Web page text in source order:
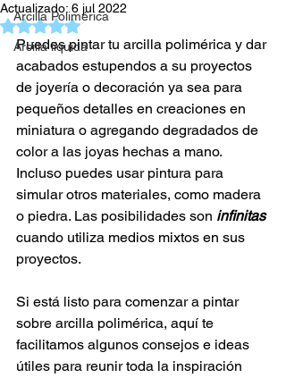
Arcilla Polimérica
Arcilla líquida
Actualizado: 6 jul 2022
Obtuvo NaN de 5 estrellas.
Puedes pintar tu arcilla polimérica y dar
acabados estupendos a su proyectos
de joyería o decoración ya sea para
pequeños detalles en creaciones en
miniatura o agregando degradados de
color a las joyas hechas a mano.
Incluso puedes usar pintura para
simular otros materiales, como madera
o piedra. Las posibilidades son infinitas
cuando utiliza medios mixtos en sus
proyectos.
Si está listo para comenzar a pintar
sobre arcilla polimérica, aquí te
facilitamos algunos consejos e ideas
útiles para reunir toda la inspiración